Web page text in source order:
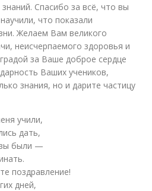
Спасибо за всё, что вы
что показали
Желаем Вам великого
неисчерпаемого здоровья и
за Ваше доброе сердце
Ваших учеников,
знания, но и дарите частицу
учили,
дать,
были —
поздравление!
дней,